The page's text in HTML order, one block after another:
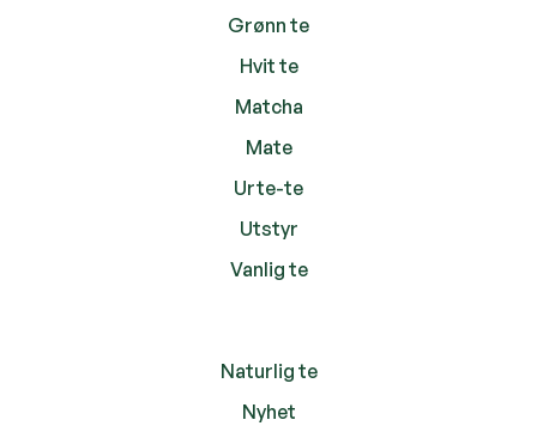
Grønn te
Hvit te
Matcha
Mate
Urte-te
Utstyr
Vanlig te
Naturlig te
Nyhet